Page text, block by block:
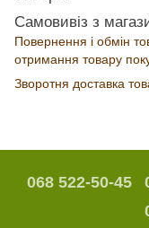
Самовивіз з
Повернення і обмін
отримання товару
Зворотня доставка
068 522-50-45